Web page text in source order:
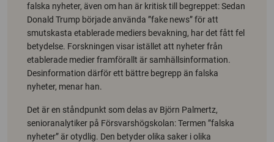
falska nyheter, även om han är kritisk till begreppet: Sedan
Donald Trump började använda ”fake news” för att
smutskasta etablerade mediers bevakning, har det fått fel
betydelse. Forskningen visar istället att nyheter från
etablerade medier framförallt är samhällsinformation.
Desinformation därför ett bättre begrepp än falska
nyheter, menar han.
Det är en ståndpunkt som delas av Björn Palmertz,
senioranalytiker på Försvarshögskolan: Termen ”falska
nyheter” är otydlig. Den betyder olika saker i olika